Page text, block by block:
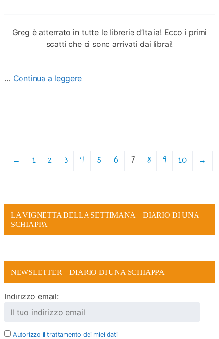
Greg è atterrato in tutte le librerie d’Italia! Ecco i primi
scatti che ci sono arrivati dai librai!
… Continua a leggere
← 1 2 3 4 5 6 7 8 9 10 →
LA VIGNETTA DELLA SETTIMANA – DIARIO DI UNA
SCHIAPPA
NEWSLETTER – DIARIO DI UNA SCHIAPPA
Indirizzo email:
Autorizzo il trattamento dei miei dati